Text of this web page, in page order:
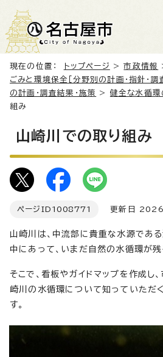
現在の位置： トップページ >市政情報
ごみと環境保全［分野別の計画・指針・調
の計画・調査結果・施策
> 健全な水循環
組み
山崎川での取り組み
ページID 1008771 更新日 2026
山崎川は、中流部に貴重な水源であ
中にあって、いまだ自然の水循環が残
そこで、看板やガイドマップを作成し
崎川の水循環について知っていただ
す。